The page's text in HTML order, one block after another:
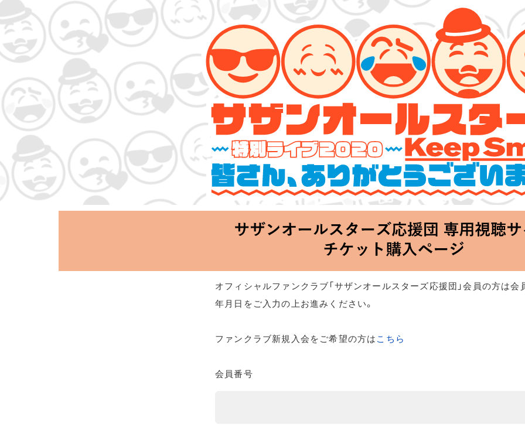
サザンオールスターズ 特別ライブ 2020
「Keep Smilin’～皆さん、ありがとうございます!!～」
2020.06.25 Thu 20:00 Start at 横浜アリーナ
オフィシャルファンクラブ「サザンオールスターズ応援団」会員の方は会
年月日をご入力の上お進みください。
ファンクラブ新規入会をご希望の方はこちら
会員番号